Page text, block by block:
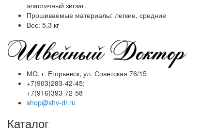
эластичный зигзаг.
Прошиваемые материалы: легкие, средние
Вес: 5,3 кг
МО, г. Егорьевск, ул. Советская 76/15
+7(903)283-42-45;
+7(916)393-72-58
shop@shv-dr.ru
Каталог